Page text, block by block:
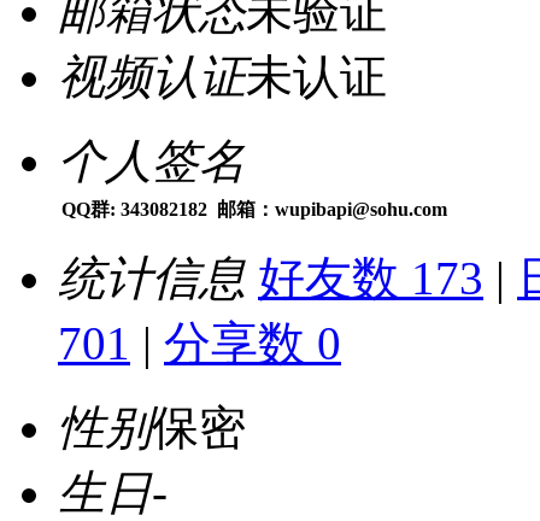
邮箱状态未验证
视频认证未认证
个人签名
QQ群: 343082182 邮箱：wupibapi@sohu.com
统计信息 好友数 173 |
701 | 分享数 0
性别保密
生日-